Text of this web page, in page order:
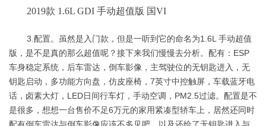
2019款 1.6L GDI 手动超值版 国VI
3.配置。虽然是入门款，但是一听到它的命名为1.6L 手动超值
版，是不是真的那么超值呢？接下来我们慢慢去分析。配有：ESP
车身稳定系统，后车雷达，倒车影像，主驾驶位的无钥匙进入，无
钥匙启动，多功能方向盘，仿皮座椅，7英寸中控触屏，车载蓝牙电
话，卤素大灯，LED日间行车灯，手动空调，PM2.5过滤。配置是不
是很多，想想一台售价不足6万元的家用紧凑型轿车上，居然还同时